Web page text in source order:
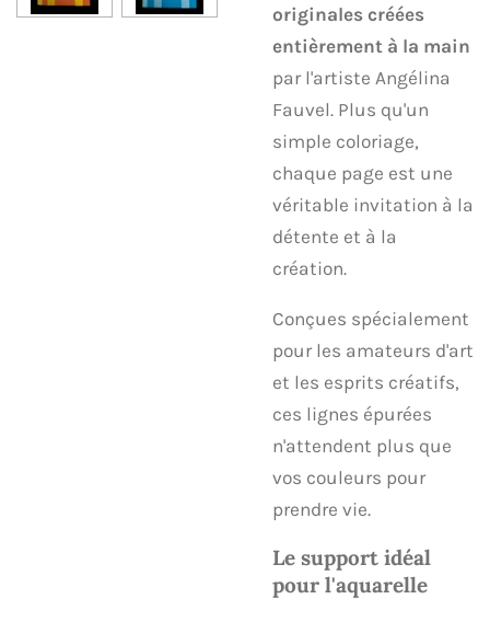
originales créées
entièrement à la main
par l'artiste Angélina
Fauvel. Plus qu'un
simple coloriage,
chaque page est une
véritable invitation à la
détente et à la
création.
​Conçues spécialement
pour les amateurs d'art
et les esprits créatifs,
ces lignes épurées
n'attendent plus que
vos couleurs pour
prendre vie.
Le support idéal
pour l'aquarelle